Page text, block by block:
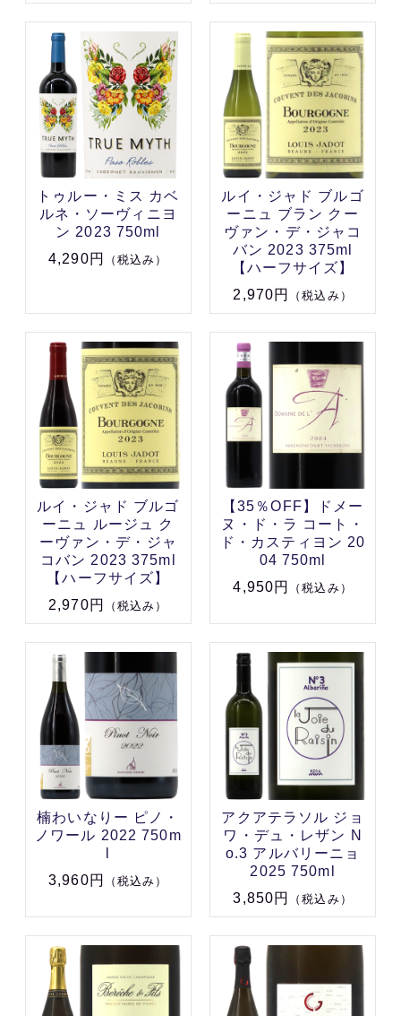
トゥルー・ミス カベ
ルネ・ソーヴィニヨ
ン 2023 750ml
4,290円
（税込み）
ルイ・ジャド ブルゴ
ーニュ ブラン クー
ヴァン・デ・ジャコ
バン 2023 375ml
【ハーフサイズ】
2,970円
（税込み）
ルイ・ジャド ブルゴ
ーニュ ルージュ ク
ーヴァン・デ・ジャ
コバン 2023 375ml
【ハーフサイズ】
2,970円
（税込み）
【35％OFF】ドメー
ヌ・ド・ラ コート・
ド・カスティヨン 20
04 750ml
4,950円
（税込み）
楠わいなりー ピノ・
ノワール 2022 750m
3,960円
（税込み）
アクアテラソル ジョ
ワ・デュ・レザン N
o.3 アルバリーニョ
2025 750ml
3,850円
（税込み）